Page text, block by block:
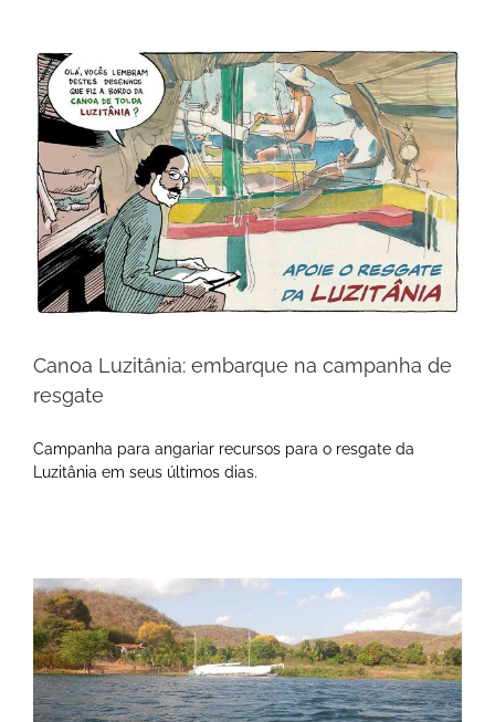
Canoa Luzitânia: embarque na campanha de
resgate
Campanha para angariar recursos para o resgate da
Luzitânia em seus últimos dias.